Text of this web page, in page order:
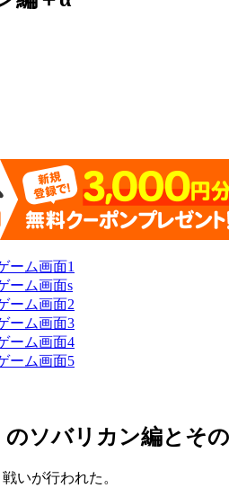
のソバリカン編とそ
いが行われた。